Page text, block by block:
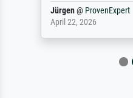
Jürgen@ ProvenExpert
April 22, 2026